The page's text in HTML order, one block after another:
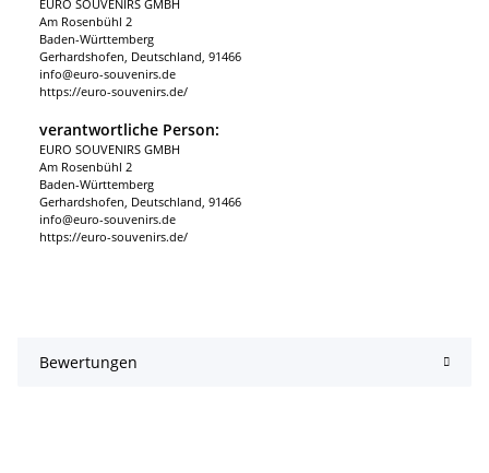
EURO SOUVENIRS GMBH
Am Rosenbühl 2
Baden-Württemberg
Gerhardshofen, Deutschland, 91466
info@euro-souvenirs.de
https://euro-souvenirs.de/
verantwortliche Person:
EURO SOUVENIRS GMBH
Am Rosenbühl 2
Baden-Württemberg
Gerhardshofen, Deutschland, 91466
info@euro-souvenirs.de
https://euro-souvenirs.de/
Bewertungen